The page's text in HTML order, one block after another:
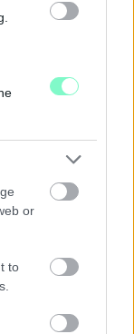
or
to
MÉG EGY SOR
A HÉTVÉGÉN
Induló és
Szólj hozzá!